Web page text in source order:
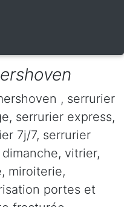
, serrurier
serrurier express,
7j/7, serrurier
vitrier,
miroiterie,
portes et